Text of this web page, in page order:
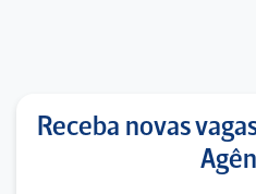
Receba novas